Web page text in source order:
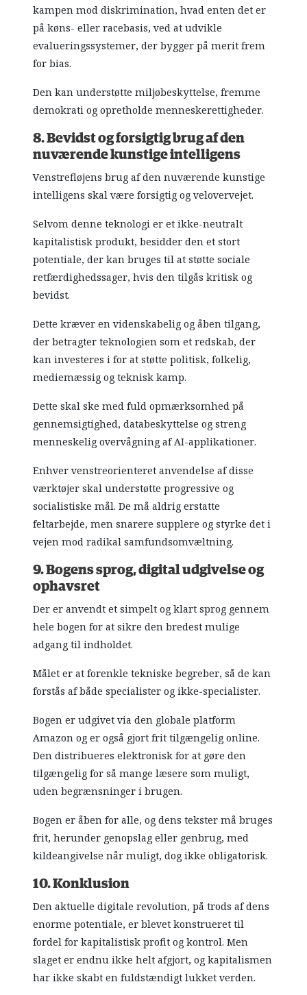
kampen mod diskrimination, hvad enten det er
på køns- eller racebasis, ved at udvikle
evalueringssystemer, der bygger på merit frem
for bias.
Den kan understøtte miljøbeskyttelse, fremme
demokrati og opretholde menneskerettigheder.
8. Bevidst og forsigtig brug af den
nuværende kunstige intelligens
Venstrefløjens brug af den nuværende kunstige
intelligens skal være forsigtig og velovervejet.
Selvom denne teknologi er et ikke-neutralt
kapitalistisk produkt, besidder den et stort
potentiale, der kan bruges til at støtte sociale
retfærdighedssager, hvis den tilgås kritisk og
bevidst.
Dette kræver en videnskabelig og åben tilgang,
der betragter teknologien som et redskab, der
kan investeres i for at støtte politisk, folkelig,
mediemæssig og teknisk kamp.
Dette skal ske med fuld opmærksomhed på
gennemsigtighed, databeskyttelse og streng
menneskelig overvågning af AI-applikationer.
Enhver venstreorienteret anvendelse af disse
værktøjer skal understøtte progressive og
socialistiske mål. De må aldrig erstatte
feltarbejde, men snarere supplere og styrke det i
vejen mod radikal samfundsomvæltning.
9. Bogens sprog, digital udgivelse og
ophavsret
Der er anvendt et simpelt og klart sprog gennem
hele bogen for at sikre den bredest mulige
adgang til indholdet.
Målet er at forenkle tekniske begreber, så de kan
forstås af både specialister og ikke-specialister.
Bogen er udgivet via den globale platform
Amazon og er også gjort frit tilgængelig online.
Den distribueres elektronisk for at gøre den
tilgængelig for så mange læsere som muligt,
uden begrænsninger i brugen.
Bogen er åben for alle, og dens tekster må bruges
frit, herunder genopslag eller genbrug, med
kildeangivelse når muligt, dog ikke obligatorisk.
10. Konklusion
Den aktuelle digitale revolution, på trods af dens
enorme potentiale, er blevet konstrueret til
fordel for kapitalistisk profit og kontrol. Men
slaget er endnu ikke helt afgjort, og kapitalismen
har ikke skabt en fuldstændigt lukket verden.